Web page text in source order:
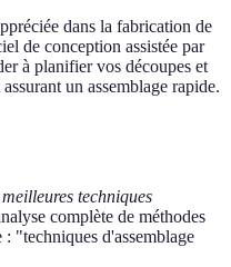
dans la fabrication de
de conception assistée par
à planifier vos découpes et
un assemblage rapide.
techniques
complète de méthodes
"techniques d'assemblage